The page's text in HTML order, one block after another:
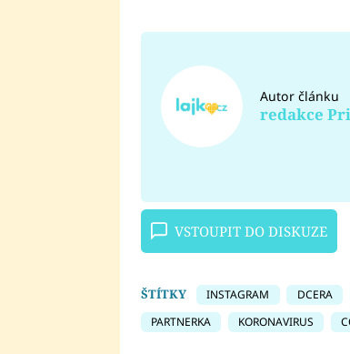
Autor článku
redakce
VSTOUPIT DO DISKUZE
ŠTÍTKY INSTAGRAM DCERA
PARTNERKA
KORONAVIRUS